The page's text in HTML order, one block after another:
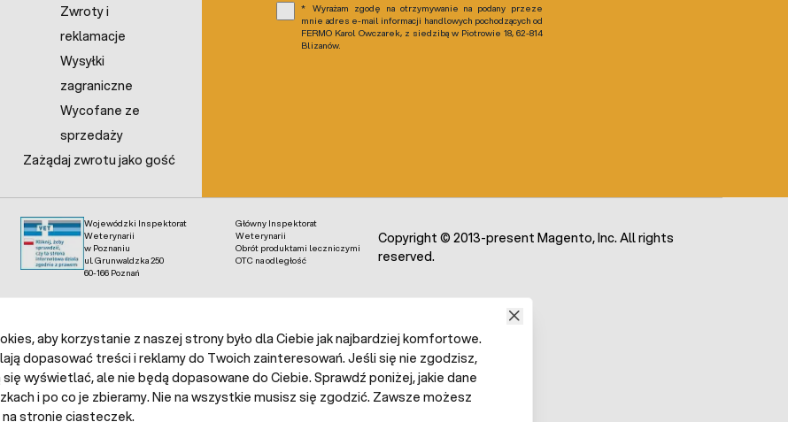
Zwroty i
reklamacje
Wysyłki
zagraniczne
Wycofane ze
sprzedaży
Zażądaj zwrotu jako gość
Wyrażam zgodę na otrzymywanie na podany przeze
mnie adres e-mail informacji handlowych pochodzących od
FERMO Karol Owczarek, z siedzibą w Piotrowie 18, 62-814
Blizanów.
Wojewódzki Inspektorat
Weterynarii
w Poznaniu
ul. Grunwaldzka 250
60-166 Poznań
Główny Inspektorat
Weterynarii
Obrót produktami leczniczymi
OTC na odległość
Copyright © 2013-present Magento, Inc. All rights
reserved.
aby korzystanie z naszej strony było dla Ciebie jak najbardziej komfortowe.
dopasować treści i reklamy do Twoich zainteresowań. Jeśli się nie zgodzisz,
wyświetlać, ale nie będą dopasowane do Ciebie. Sprawdź poniżej, jakie dane
i po co je zbieramy. Nie na wszystkie musisz się zgodzić. Zawsze możesz
stronie ciasteczek.